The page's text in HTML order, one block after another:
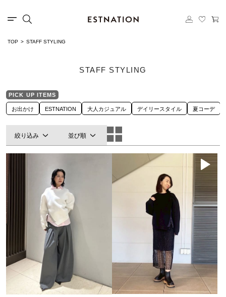
TOP STAFF STYLING
STAFF STYLING
PICK UP ITEMS
お出かけ ESTNATION 大人カジュアル デイリースタイル 夏コーデ
絞り込み 並び順